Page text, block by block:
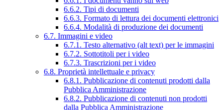
6.6.2. Tipi di documenti
6.6.3. Formato di lettura dei documenti elettronici
6.6.4. Modalità di produzione dei documenti
6.7. Immagini e video
6.7.1. Testo alternativo (alt text) per le immagini
6.7.2. Sottotitoli per i video
6.7.3. Trascrizioni per i video
6.8. Proprietà intellettuale e privacy
6.8.1. Pubblicazione di contenuti prodotti dalla
Pubblica Amministrazione
6.8.2. Pubblicazione di contenuti non prodotti
dalla Pubblica Amministrazione